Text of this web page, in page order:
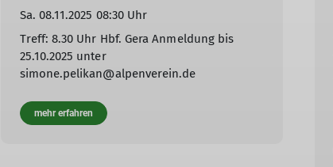
Sa. 08.11.2025 08:30 Uhr
Treff: 8.30 Uhr Hbf. Gera Anmeldung bis
25.10.2025 unter
simone.pelikan@alpenverein.de
mehr erfahren